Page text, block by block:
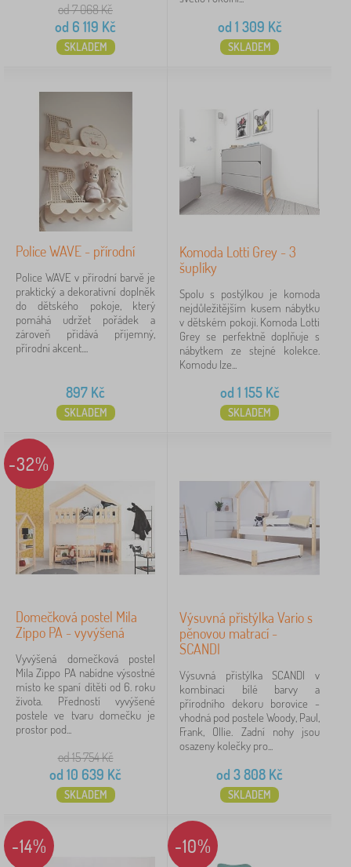
od 7 068Kč
od 6 119 Kč
SKLADEM
od 1 309 Kč
SKLADEM
Police WAVE - přírodní
Police WAVE v přírodní barvě je
praktický a dekorativní doplněk
do dětského pokoje, který
pomáhá udržet pořádek a
zároveň přidává příjemný,
přírodní akcent....
897 Kč
SKLADEM
Komoda Lotti Grey - 3
šuplíky
Spolu s postýlkou je komoda
nejdůležitějším kusem nábytku
v dětském pokoji. Komoda Lotti
Grey se perfektně doplňuje s
nábytkem ze stejné kolekce.
Komodu lze...
od 1 155Kč
SKLADEM
-32%
Domečková postel Mila
Zippo PA - vyvýšená
Vyvýšená domečková postel
Mila Zippo PA nabídne výsostné
místo ke spaní dítěti od 6. roku
života. Předností vyvýšené
postele ve tvaru domečku je
prostor pod...
od 15 754Kč
od 10 639 Kč
SKLADEM
Výsuvná přistýlka Vario s
pěnovou matrací -
SCANDI
Výsuvná přistýlka SCANDI v
kombinaci bílé barvy a
přírodního dekoru borovice -
vhodná pod postele Woody, Paul,
Frank, Ollie. Zadní nohy jsou
osazeny kolečky pro...
od 3 808 Kč
SKLADEM
-14% -10%